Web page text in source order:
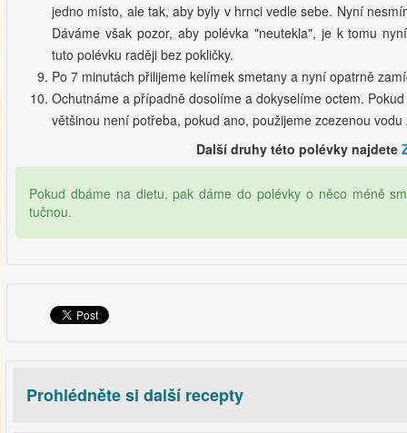
jedno místo, ale tak, aby byly v hrnci vedle sebe. Nyní
Dáváme však pozor, aby polévka "neutekla", je k tomu
tuto polévku raději bez pokličky.
Po 7 minutách přilijeme kelímek smetany a nyní opatrně
Ochutnáme a případně dosolíme a dokyselíme octem.
většinou není potřeba, pokud ano, použijeme zcezenou
Další druhy této polévky najdete
Pokud dbáme na dietu, pak dáme do polévky o něco méně
tučnou.
Prohlédněte si další recepty